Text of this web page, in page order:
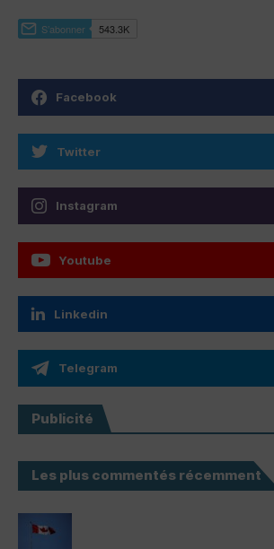
Facebook
Twitter
Instagram
Youtube
Linkedin
Telegram
Publicité
Les plus commentés récemment